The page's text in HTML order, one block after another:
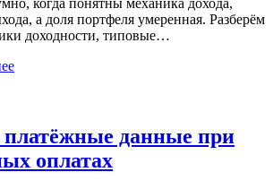
а доля портфеля умеренная. Разберём
доходности, типовые…
платёжные данные при
оплатах